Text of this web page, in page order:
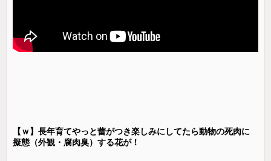
【ｗ】長年育てやっと蕾がつき楽しみにしてたら動物の死肉に
擬態（外観・腐肉臭）する花が！